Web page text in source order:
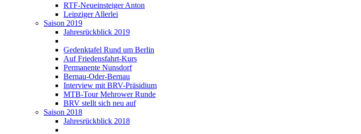
RTF-Neueinsteiger Anton
Leipziger Allerlei
Saison 2019
Jahresrückblick 2019
Gedenktafel Rund um Berlin
Auf Friedensfahrt-Kurs
Permanente Nunsdorf
Bernau-Oder-Bernau
Interview mit BRV-Präsidium
MTB-Tour Mehrower Runde
BRV stellt sich neu auf
Saison 2018
Jahresrückblick 2018